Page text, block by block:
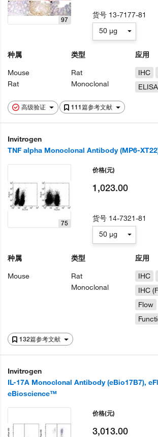
高级验证 111篇参考文献
97
种属
Mouse
Rat
类型
Rat
Monoclonal
应用
IHC
ELISA
货号 13-7177-81
50 µg
Invitrogen
TNF alpha Monoclonal Antibody (MP6-
132篇参考文献
75
种属
Mouse
类型
Rat
Monoclonal
应用
IHC
IHC
Flow
价格(元)
1,023.00
货号 14-7321-81
50 µg
Invitrogen
IL-17A Monoclonal Antibody (eBio17B7),
eBioscience™
价格(元)
3,013.00